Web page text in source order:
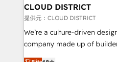
inbound and loop
creativity. Our multicultural
Portuguese, and English to
that drive measurable growth. 🌎 Highlights: •
CLOUD DISTRICT
提供元：CLOUD DISTRICT
We’re a culture-driven
company made up of
thinkers. We blend strategy,